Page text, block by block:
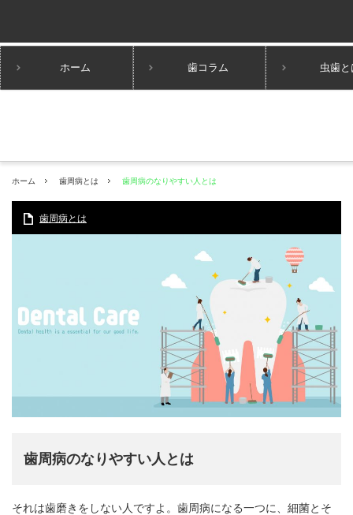
ホーム 歯コラム 虫歯と
ホーム 歯周病とは 歯周病のなりやすい人とは
歯周病とは
歯周病のなりやすい人とは
それは歯磨きをしない人ですよ。歯周病になる一つに、細菌とそ